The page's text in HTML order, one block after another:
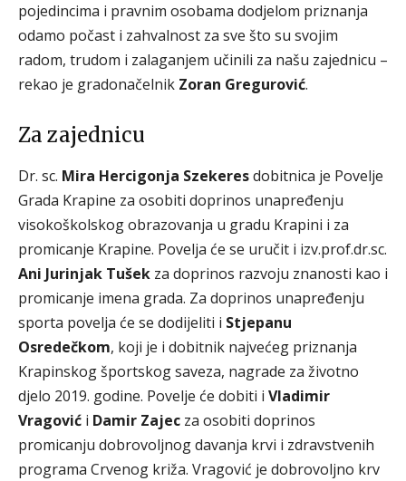
pojedincima i pravnim osobama dodjelom priznanja
odamo počast i zahvalnost za sve što su svojim
radom, trudom i zalaganjem učinili za našu zajednicu –
rekao je gradonačelnik Zoran Gregurović.
Za zajednicu
Dr. sc. Mira Hercigonja Szekeresdobitnica je Povelje
Grada Krapine za osobiti doprinos unapređenju
visokoškolskog obrazovanja u gradu Krapini i za
promicanje Krapine. Povelja će se uručit i izv.prof.dr.sc.
Ani Jurinjak Tušek za doprinos razvoju znanosti kao i
promicanje imena grada. Za doprinos unapređenju
sporta povelja će se dodijeliti i Stjepanu
Osredečkom, koji je i dobitnik najvećeg priznanja
Krapinskog športskog saveza, nagrade za životno
djelo 2019. godine. Povelje će dobiti i Vladimir
Vragović i Damir Zajec za osobiti doprinos
promicanju dobrovoljnog davanja krvi i zdravstvenih
programa Crvenog križa. Vragović je dobrovoljno krv